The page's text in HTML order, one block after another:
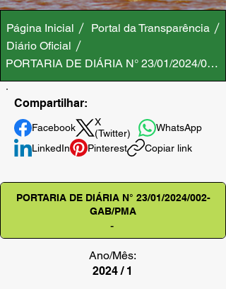
Página Inicial
Portal da Transparência
Diário Oficial
PORTARIA DE DIÁRIA N° 23/01/2024/002-
Compartilhar:
Facebook
X
(Twitter)
WhatsApp
LinkedIn
Pinterest Copiar link
PORTARIA DE DIÁRIA N° 23/01/2024/002-
GAB/PMA
-
Ano/Mês:
2024 / 1